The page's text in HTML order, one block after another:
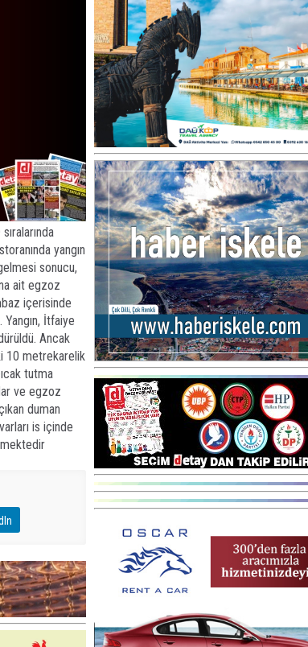
yangın
sonucu,
ait egzoz
içerisinde
Yangın, İtfaiye
Ancak
10 metrekarelik
tutma
ve egzoz
duman
is içinde